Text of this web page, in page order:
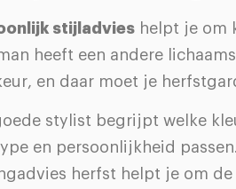
stijladvies helpt je om
heeft een andere
en daar moet je
stylist begrijpt welke
en persoonlijkheid
herfst helpt je om